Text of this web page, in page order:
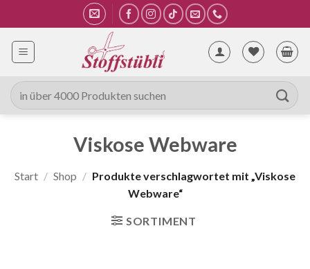
Inhalt
springen
Suche
nach:
Viskose Webware
Start / Shop / Produkte verschlagwortet mit „Viskose
Webware“
SORTIMENT